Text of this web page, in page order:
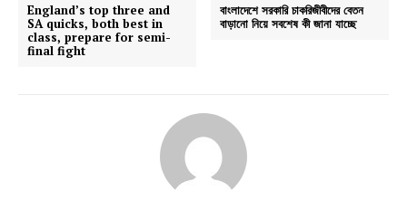
England’s top three and
SA quicks, both best in
class, prepare for semi-
final fight
বাংলাদেশে সরকারি চাকরিজীবীদের বেতন
বাড়ানো নিয়ে সবশেষ কী জানা যাচ্ছে